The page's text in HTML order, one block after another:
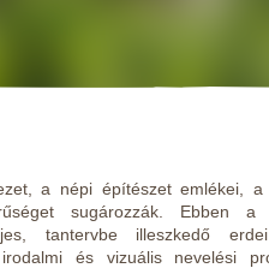
a népi építészet emlékei,
sugározzák. Ebben
tantervbe illeszkedő
és vizuális nevelési